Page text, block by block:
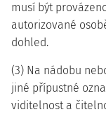
musí být
autorizované
dohled.
(3) Na nádobu
jiné přípustné
viditelnost a